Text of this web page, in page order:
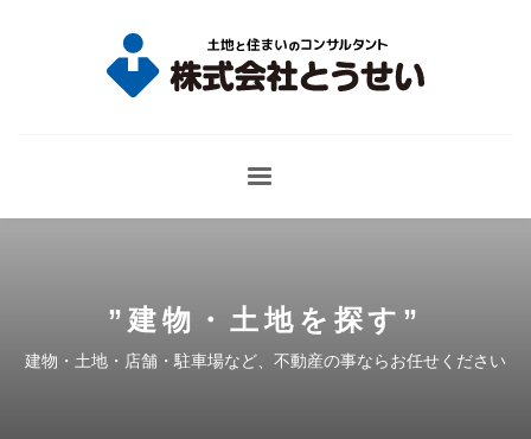
” 建物・土地を探す ”
建物・土地・店舗・駐車場など、不動産の事ならお任せください